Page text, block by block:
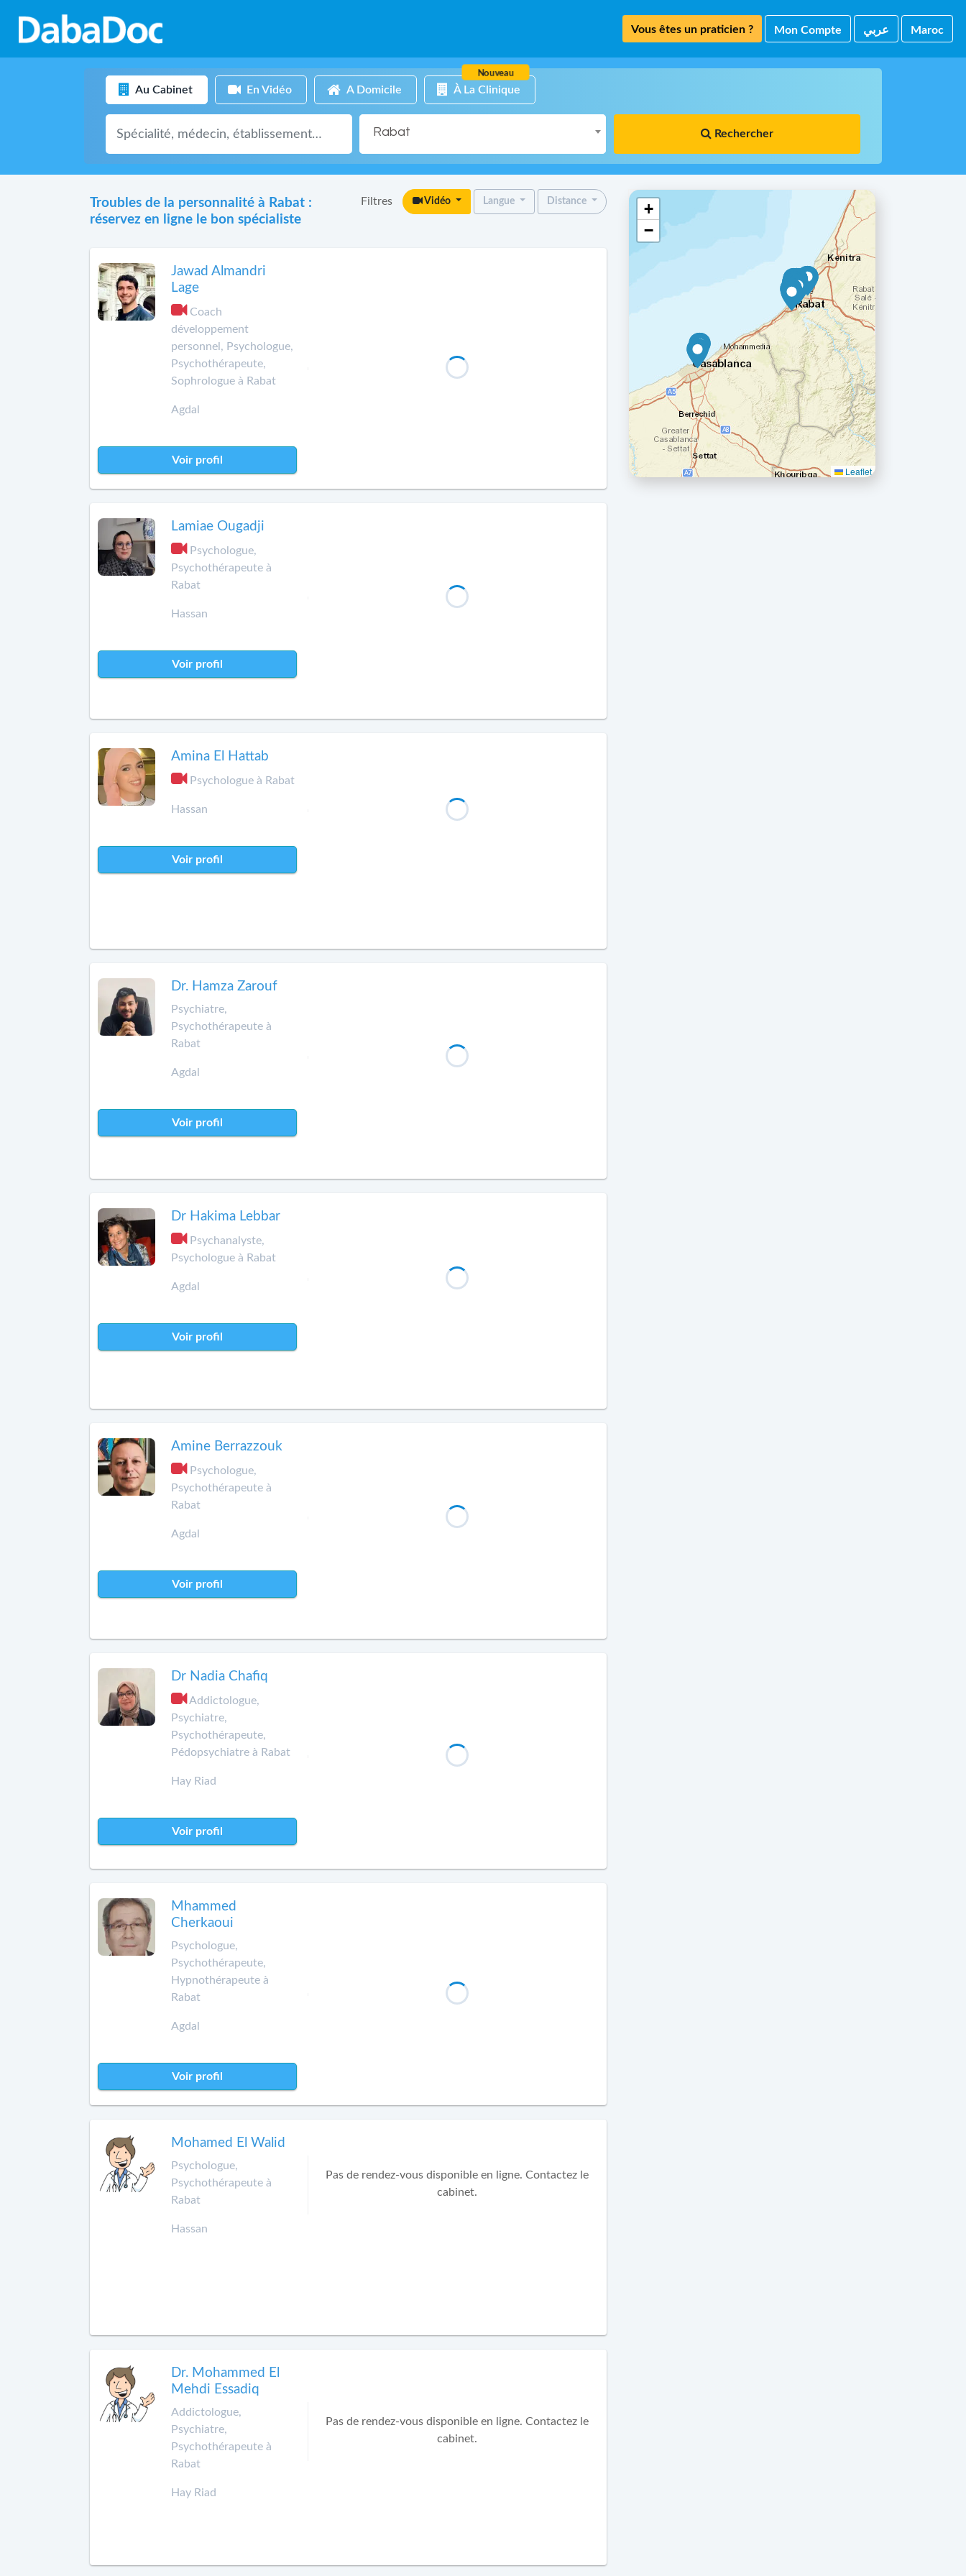
Vous êtes un praticien ? Mon Compte ﻋﺮﺑﻲ Maroc
Au Cabinet En Vidéo A Domicile À La Clinique
Nouveau
Rabat Rechercher
Troubles de la personnalité à Rabat :
réservez en ligne le bon spécialiste
Filtres Vidéo Langue Distance
Jawad Almandri
Lage
Coach
développement
personnel, Psychologue,
Psychothérapeute,
Sophrologue à Rabat
Agdal
Voir profil
Lamiae Ougadji
Psychologue,
Psychothérapeute à
Rabat
Hassan
Voir profil
Amina El Hattab
Psychologue à Rabat
Hassan
Voir profil
Dr. Hamza Zarouf
Psychiatre,
Psychothérapeute à
Rabat
Agdal
Voir profil
Dr Hakima Lebbar
Psychanalyste,
Psychologue à Rabat
Agdal
Voir profil
Amine Berrazzouk
Psychologue,
Psychothérapeute à
Rabat
Agdal
Voir profil
Dr Nadia Chafiq
Addictologue,
Psychiatre,
Psychothérapeute,
Pédopsychiatre à Rabat
Hay Riad
Voir profil
Mhammed
Cherkaoui
Psychologue,
Psychothérapeute,
Hypnothérapeute à
Rabat
Agdal
Voir profil
Mohamed El Walid
Psychologue,
Psychothérapeute à
Rabat
Hassan
Pas de rendez-vous disponible en ligne. Contactez le
cabinet.
Dr. Mohammed El
Mehdi Essadiq
Addictologue,
Psychiatre,
Psychothérapeute à
Rabat
Hay Riad
Pas de rendez-vous disponible en ligne. Contactez le
cabinet.
+
−
Leaflet